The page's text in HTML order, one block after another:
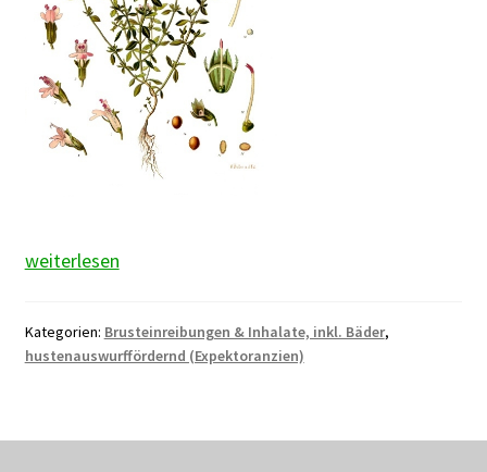
Thymian
weiterlesen
Kategorien: Brusteinreibungen & Inhalate, inkl. Bäder,
hustenauswurffördernd (Expektoranzien)